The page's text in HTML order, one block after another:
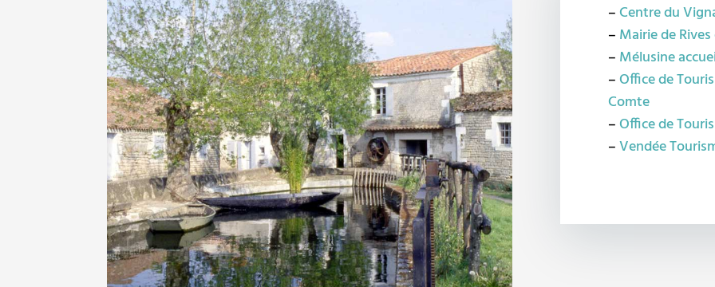
–Centre du
– Mairie de
– Mélusine
–Office de
Comte
–Office de
–Vendée